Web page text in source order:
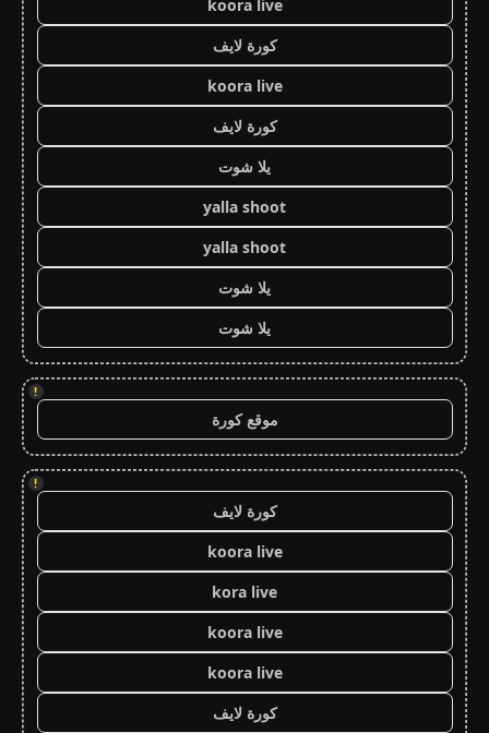
koora live
كورة لايف
koora live
كورة لايف
يلا شوت
yalla shoot
yalla shoot
يلا شوت
يلا شوت
!
موقع كورة
!
كورة لايف
koora live
kora live
koora live
koora live
كورة لايف